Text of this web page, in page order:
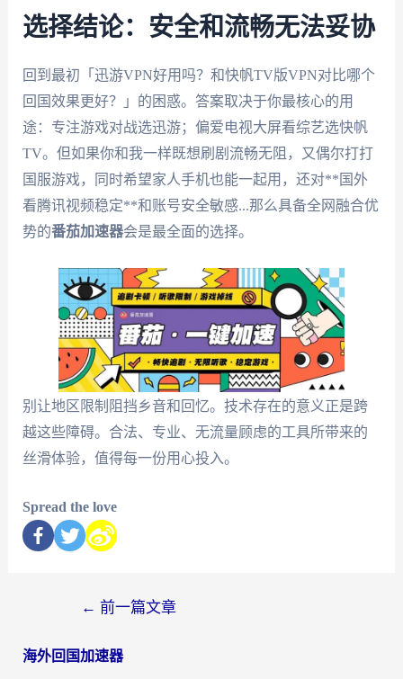
选择结论：安全和流畅无法妥协
回到最初「迅游VPN好用吗？和快帆TV版VPN对比哪个
回国效果更好？」的困惑。答案取决于你最核心的用
途：专注游戏对战选迅游；偏爱电视大屏看综艺选快帆
TV。但如果你和我一样既想刷剧流畅无阻，又偶尔打打
国服游戏，同时希望家人手机也能一起用，还对**国外
看腾讯视频稳定**和账号安全敏感...那么具备全网融合优
势的番茄加速器会是最全面的选择。
别让地区限制阻挡乡音和回忆。技术存在的意义正是跨
越这些障碍。合法、专业、无流量顾虑的工具所带来的
丝滑体验，值得每一份用心投入。
Spread the love
← 前一篇文章
海外回国加速器